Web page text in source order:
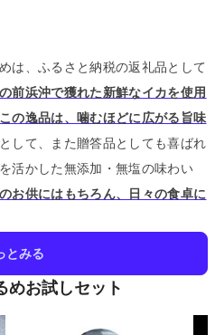
は、ふるさと納税の返礼品として
前浜沖で獲れた新鮮なイカを使用
の逸品は、噛むほどに広がる旨味
して、また贈答品としても喜ばれ
活かした無添加・無塩の味わい
お供にはもちろん、日々の食卓に
とみる
めお試しセット